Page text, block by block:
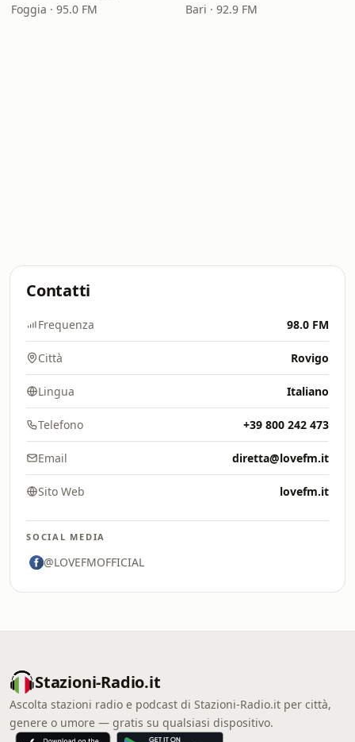
Foggia · 95.0 FM Bari · 92.9 FM
Contatti
Frequenza 98.0 FM
Città Rovigo
Lingua Italiano
Telefono +39 800 242 473
Email diretta@lovefm.it
Sito Web lovefm.it
SOCIAL MEDIA
@LOVEFMOFFICIAL
Stazioni-Radio.it
Ascolta stazioni radio e podcast di Stazioni-Radio.it per città,
genere o umore — gratis su qualsiasi dispositivo.